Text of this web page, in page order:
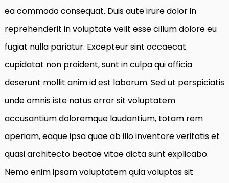
ea commodo consequat. Duis aute irure dolor in
reprehenderit in voluptate velit esse cillum dolore eu
fugiat nulla pariatur. Excepteur sint occaecat
cupidatat non proident, sunt in culpa qui officia
deserunt mollit anim id est laborum. Sed ut perspiciatis
unde omnis iste natus error sit voluptatem
accusantium doloremque laudantium, totam rem
aperiam, eaque ipsa quae ab illo inventore veritatis et
quasi architecto beatae vitae dicta sunt explicabo.
Nemo enim ipsam voluptatem quia voluptas sit